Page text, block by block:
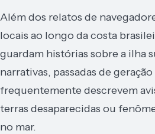
Além dos relatos de
locais ao longo da costa
guardam histórias sobre a ilha
narrativas, passadas de
frequentemente descrevem
terras desaparecidas ou
no mar.